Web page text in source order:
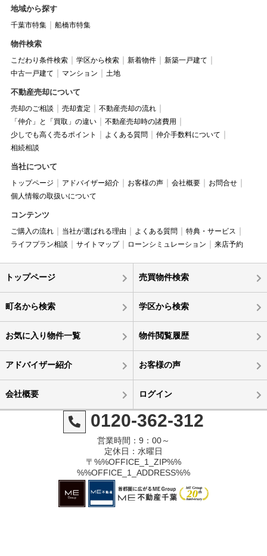
地域から探す
千葉市特集 船橋市特集
物件検索
こだわり条件検索 学区から検索 新着物件
新築一戸建て
中古一戸建て
マンション 土地
不動産売却について
売却のご相談 売却査定
不動産売却の流れ
「仲介」と「買取」の違い
不動産売却時の諸費用
少しでも高く売るポイント
よくある質問
仲介手数料について
相続相談
当社について
トップページ アドバイザー紹介 お客様の声 会社概要
お問合せ
個人情報の取扱いについて
コンテンツ
ご購入の流れ 当社が選ばれる理由 よくある質問
特典・サービス
ライフプラン相談
サイトマップ ローンシミュレーション 来店予約
トップページ 売買物件検索
町名から検索 学区から検索
お気に入り物件一覧 物件閲覧履歴
アドバイザー紹介 お客様の声
会社概要 ログイン
0120-362-312
営業時間：9：00～
定休日：水曜日
〒%%OFFICE_1_ZIP%%
%%OFFICE_1_ADDRESS%%